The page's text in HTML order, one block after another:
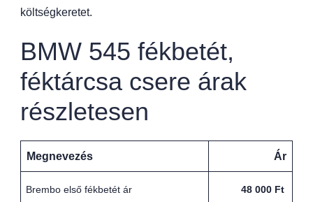
költségkeretet.
BMW 545 fékbetét,
féktárcsa csere árak
részletesen
Megnevezés Ár
Brembo első fékbetét ár 48 000 Ft